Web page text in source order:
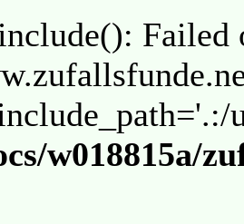
Failed
w018815a/